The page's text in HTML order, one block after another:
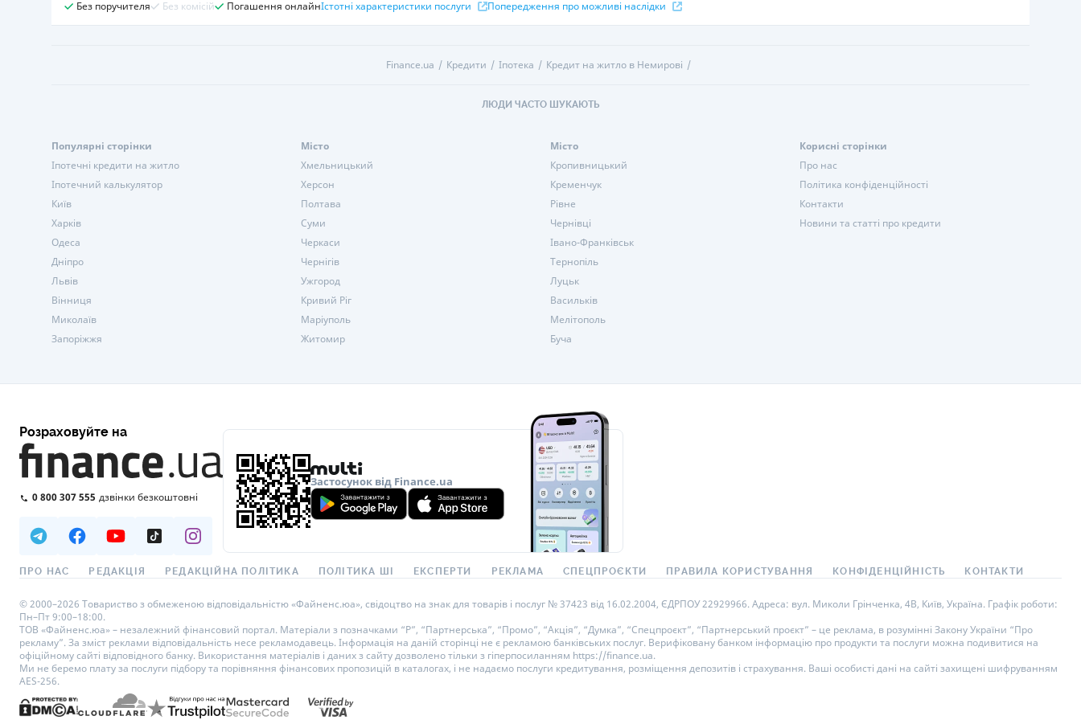
Без поручителя Без комісій Погашення онлайнІстотні характеристики послуги Попередження про можливі наслідки
Finance.ua Кредити Іпотека Кредит на житло в Немирові
ЛЮДИ ЧАСТО ШУКАЮТЬ
Популярні сторінки
Іпотечні кредити на житло
Іпотечний калькулятор
Київ
Харків
Одеса
Дніпро
Львів
Вінниця
Миколаїв
Запоріжжя
Місто
Хмельницький
Херсон
Полтава
Суми
Черкаси
Чернігів
Ужгород
Кривий Ріг
Маріуполь
Житомир
Місто
Кропивницький
Кременчук
Рівне
Чернівці
Івано-Франківськ
Тернопіль
Луцьк
Васильків
Мелітополь
Буча
Корисні сторінки
Про нас
Політика конфіденційності
Контакти
Новини та статті про кредити
Розраховуйте на
0 800 307 555 дзвінки безкоштовні
Застосунок від Finance.ua
ПРО НАС РЕДАКЦІЯ РЕДАКЦІЙНА ПОЛІТИКА ПОЛІТИКА ШІ ЕКСПЕРТИ РЕКЛАМА СПЕЦПРОЄКТИ ПРАВИЛА КОРИСТУВАННЯ КОНФІДЕНЦІЙНІСТЬ КОНТАКТИ
© 2000–2026 Товариство з обмеженою відповідальністю «Файненс.юа», свідоцтво на знак для товарів і послуг № 37423 від 16.02.2004, ЄДРПОУ 22929966. Адреса: вул. Миколи Грінченка, 4В, Київ, Україна. Графік роботи:
Пн–Пт 9:00–18:00.
ТОВ «Файненс.юа» – незалежний фінансовий портал. Матеріали з позначками “Р”, “Партнерська”, “Промо”, “Акція”, “Думка”, “Спецпроєкт”, “Партнерський проєкт” – це реклама, в розумінні Закону України “Про
рекламу”. За зміст реклами відповідальність несе рекламодавець. Інформація на даній сторінці не є рекламою банківських послуг. Верифіковану банком інформацію про продукти та послуги можна подивитися на
офіційному сайті відповідного банку. Використання матеріалів і даних з сайту дозволено тільки з гіперпосиланням https://finance.ua.
Ми не беремо плату за послуги підбору та порівняння фінансових пропозицій в каталогах, і не надаємо послуги кредитування, розміщення депозитів і страхування. Ваші особисті дані на сайті захищені шифруванням
AES-256.